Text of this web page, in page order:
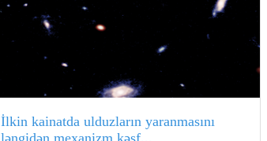
İlkin kainatda ulduzların yaranmasını
ləngidən mexanizm kəşf...